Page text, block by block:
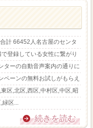
計 66452人名古屋のセンタ
登録している女性に繋がり
ターの自動音声案内の通りに
ペーンの無料お試しがもらえ
区,北区,西区,中村区,中区,昭
区...
続きを読む